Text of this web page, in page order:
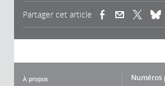
Partager cet article (link is
À propos
Numéros